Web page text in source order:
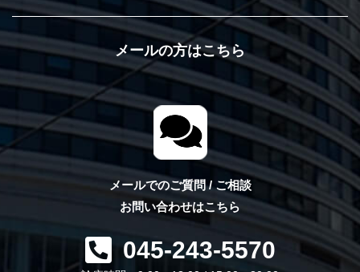
メールの方はこちら
メールでのご質問 / ご相談
お問い合わせはこちら
045-243-5570